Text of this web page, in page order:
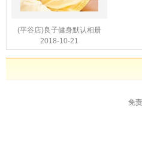
(平谷店)良子健身默认相册
2018-10-21
免